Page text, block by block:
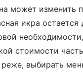
может изменить
икра остается
стоимости
реже, выбирать